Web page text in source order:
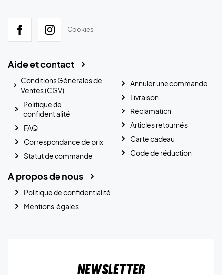
Cookies
Aide et contact
Conditions Générales de
Ventes (CGV)
Politique de
confidentialité
FAQ
Correspondance de prix
Statut de commande
Annuler une commande
Livraison
Réclamation
Articles retournés
Carte cadeau
Code de réduction
A propos de nous
Politique de confidentialité
Mentions légales
Newsletter